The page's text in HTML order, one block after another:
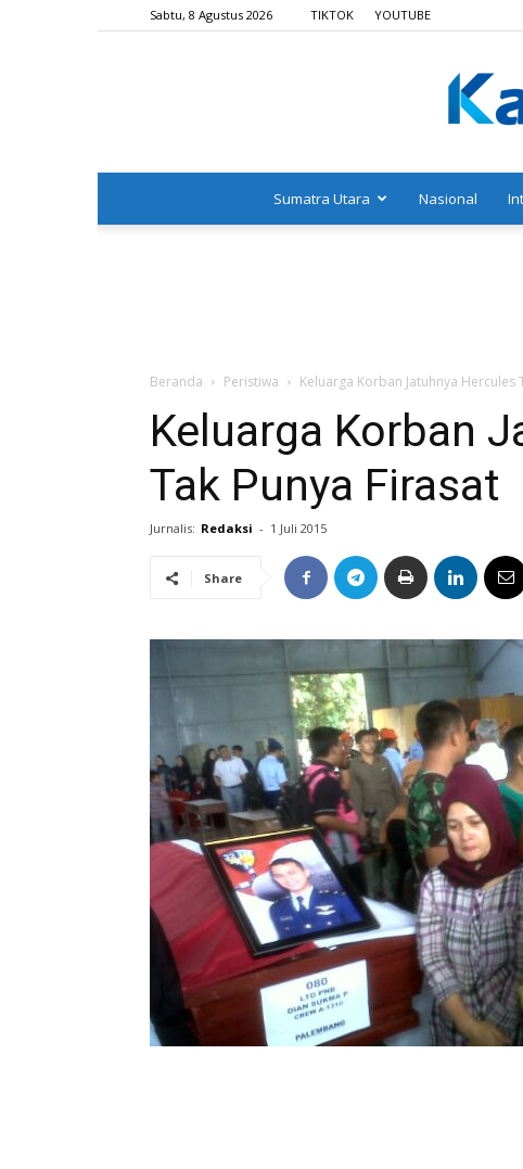
Sabtu, 8 Agustus 2026 TIKTOK YOUTUBE
Sumatra Utara Nasional
Beranda Peristiwa Keluarga Korban Jatuhnya Hercules
Keluarga Korban
Tak Punya Firasat
Jurnalis: Redaksi - 1 Juli 2015
Share